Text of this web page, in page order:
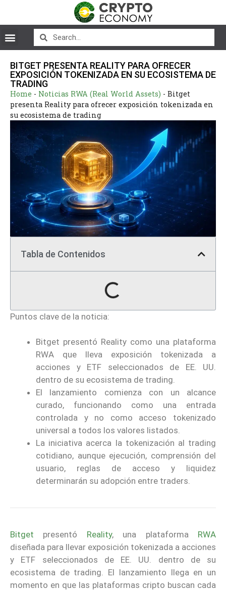
BITGET PRESENTA REALITY PARA OFRECER
EXPOSICIÓN TOKENIZADA EN SU ECOSISTEMA DE
TRADING
Home - Noticias RWA (Real World Assets) - Bitget
presenta Reality para ofrecer exposición tokenizada en
su ecosistema de trading
Tabla de Contenidos
Puntos clave de la noticia:
Bitget presentó Reality como una plataforma
RWA que lleva exposición tokenizada a
acciones y ETF seleccionados de EE. UU.
dentro de su ecosistema de trading.
El lanzamiento comienza con un alcance
curado, funcionando como una entrada
controlada y no como acceso tokenizado
universal a todos los valores listados.
La iniciativa acerca la tokenización al trading
cotidiano, aunque ejecución, comprensión del
usuario, reglas de acceso y liquidez
determinarán su adopción entre traders.
Bitget presentó Reality, una plataforma RWA
diseñada para llevar exposición tokenizada a acciones
y ETF seleccionados de EE. UU. dentro de su
ecosistema de trading. El lanzamiento llega en un
momento en que las plataformas cripto buscan cada